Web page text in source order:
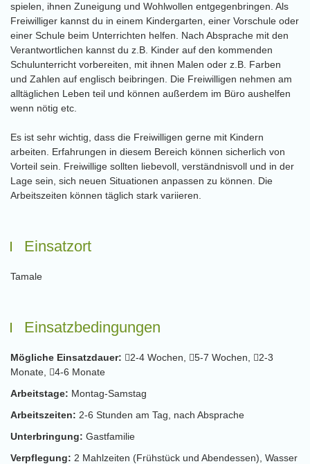
spielen, ihnen Zuneigung und Wohlwollen entgegenbringen. Als
Freiwilliger kannst du in einem Kindergarten, einer Vorschule oder
einer Schule beim Unterrichten helfen. Nach Absprache mit den
Verantwortlichen kannst du z.B. Kinder auf den kommenden
Schulunterricht vorbereiten, mit ihnen Malen oder z.B. Farben
und Zahlen auf englisch beibringen. Die Freiwilligen nehmen am
alltäglichen Leben teil und können außerdem im Büro aushelfen
wenn nötig etc.
Es ist sehr wichtig, dass die Freiwilligen gerne mit Kindern
arbeiten. Erfahrungen in diesem Bereich können sicherlich von
Vorteil sein. Freiwillige sollten liebevoll, verständnisvoll und in der
Lage sein, sich neuen Situationen anpassen zu können. Die
Arbeitszeiten können täglich stark variieren.
Einsatzort
Tamale
Einsatzbedingungen
Mögliche Einsatzdauer: 2-4 Wochen, 5-7 Wochen,
2-3
Monate,
4-6 Monate
Arbeitstage: Montag-Samstag
Arbeitszeiten: 2-6 Stunden am Tag, nach Absprache
Unterbringung: Gastfamilie
Verpflegung: 2 Mahlzeiten (Frühstück und Abendessen), Wasser